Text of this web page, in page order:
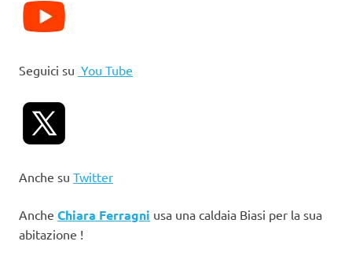
Seguici su You Tube
Anche su Twitter
Anche Chiara Ferragni usa una caldaia Biasi per la sua
abitazione !